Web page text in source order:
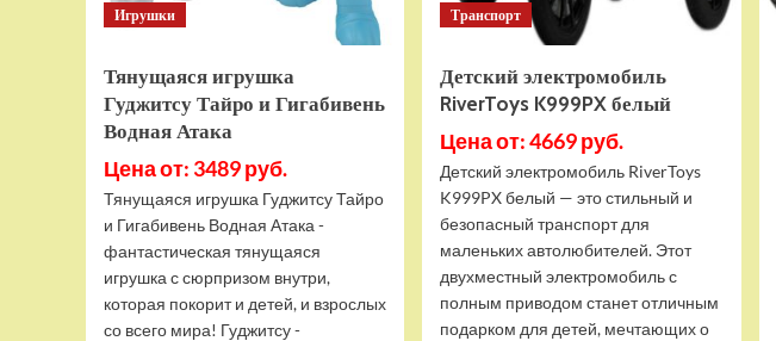
Игрушки
Тянущаяся игрушка
Гуджитсу Тайро и Гигабивень
Водная Атака
Цена от: 3489 руб.
Тянущаяся игрушка Гуджитсу Тайро
и Гигабивень Водная Атака -
фантастическая тянущаяся
игрушка с сюрпризом внутри,
которая покорит и детей, и взрослых
со всего мира! Гуджитсу -
Транспорт
Детский электромобиль
RiverToys K999PX белый
Цена от: 4669 руб.
Детский электромобиль RiverToys
K999PX белый — это стильный и
безопасный транспорт для
маленьких автолюбителей. Этот
двухместный электромобиль с
полным приводом станет отличным
подарком для детей, мечтающих о